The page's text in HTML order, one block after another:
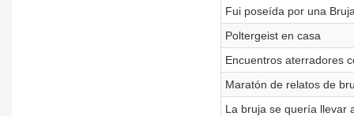
Fui poseída por una
Poltergeist en casa
Encuentros aterradores
Maratón de relatos de
La bruja se quería llevar